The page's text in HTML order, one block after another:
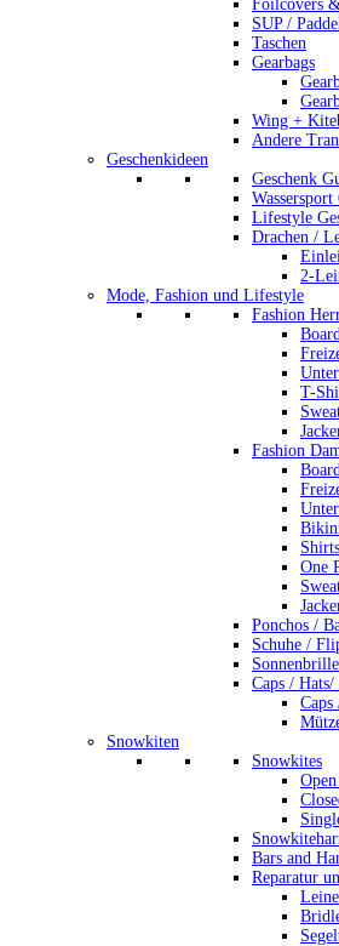
Foilcovers
SUP /
Taschen
Gearbags
Wing +
Andere
Geschenkideen
Geschenk
Wassersport
Lifestyle
Drachen /
2-
Mode, Fashion und Lifestyle
Fashion
T-
Fashion
One
Ponchos /
Schuhe /
Caps / Hats/
Caps
Snowkiten
Snowkites
Bars and
Reparatur